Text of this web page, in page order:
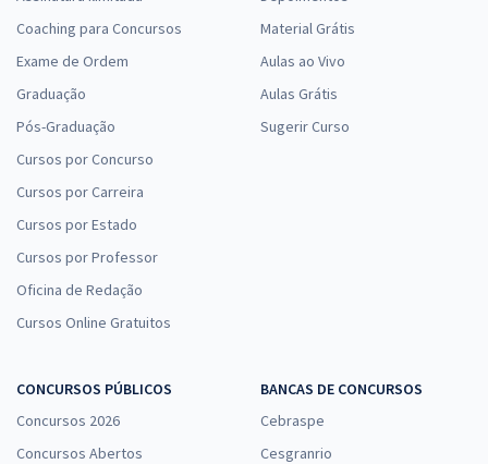
Coaching para Concursos
Exame de Ordem
Graduação
Pós-Graduação
Cursos por Concurso
Cursos por Carreira
Cursos por Estado
Cursos por Professor
Oficina de Redação
Cursos Online Gratuitos
Material Grátis
Aulas ao Vivo
Aulas Grátis
Sugerir Curso
CONCURSOS PÚBLICOS
Concursos 2026
Concursos Abertos
BANCAS DE CONCURSOS
Cebraspe
Cesgranrio